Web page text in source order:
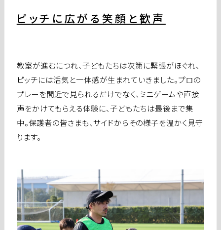
ピッチに広がる笑顔と歓声
教室が進むにつれ、子どもたちは次第に緊張がほぐれ、
ピッチには活気と一体感が生まれていきました。プロの
プレーを間近で見られるだけでなく、ミニゲームや直接
声をかけてもらえる体験に、子どもたちは最後まで集
中。保護者の皆さまも、サイドからその様子を温かく見守
ります。